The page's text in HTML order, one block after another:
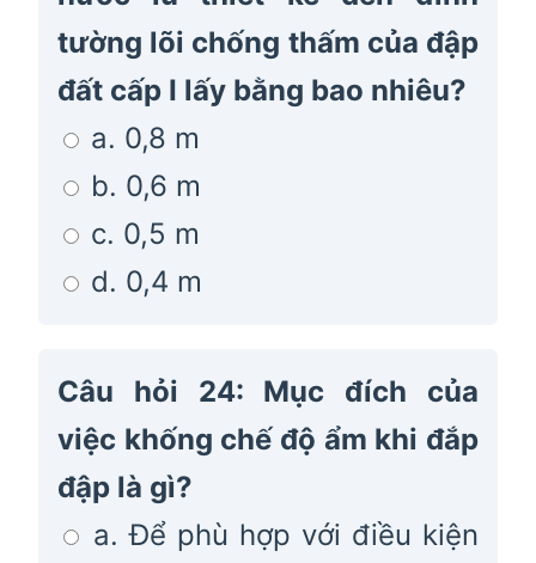
tường lõi chống thấm của đập
đất cấp I lấy bằng bao nhiêu?
a. 0,8 m
b. 0,6 m
c. 0,5 m
d. 0,4 m
Câu hỏi 24: Mục đích của
việc khống chế độ ẩm khi đắp
đập là gì?
a. Để phù hợp với điều kiện